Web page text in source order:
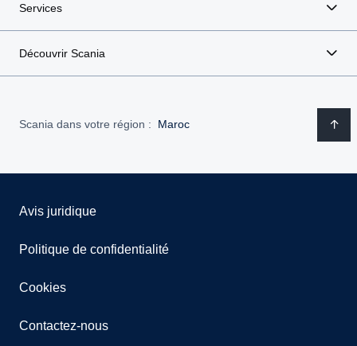
Services
Découvrir Scania
Scania dans votre région : Maroc
Avis juridique
Politique de confidentialité
Cookies
Contactez-nous